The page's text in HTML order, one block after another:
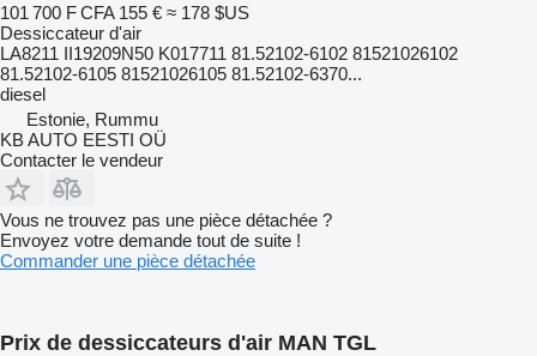
101 700 F CFA 155 € ≈ 178 $US
Dessiccateur d'air
LA8211 II19209N50 K017711 81.52102-6102 81521026102
81.52102-6105 81521026105 81.52102-6370...
diesel
Estonie, Rummu
KB AUTO EESTI OÜ
Contacter le vendeur
Vous ne trouvez pas une pièce détachée ?
Envoyez votre demande tout de suite !
Commander une pièce détachée
Prix de dessiccateurs d'air MAN TGL